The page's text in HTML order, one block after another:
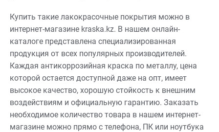
Купить такие лакокрасочные покрытия можно в
интернет-магазине kraska.kz. В нашем онлайн-
каталоге представлена специализированная
продукция от всех популярных производителей.
Каждая антикоррозийная краска по металлу, цена
которой остается доступной даже на опт, имеет
высокое качество, хорошую стойкость к внешним
воздействиям и официальную гарантию. Заказать
необходимое количество товара в нашем интернет-
магазине можно прямо с телефона, ПК или ноутбука